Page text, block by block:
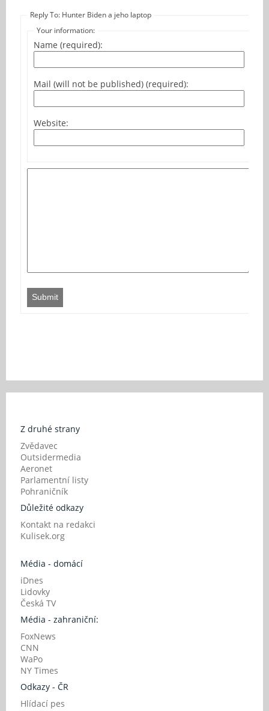
Reply To: Hunter Biden a jeho laptop
Your information:
Name (required):
Mail (will not be published) (required):
Website:
Submit
Z druhé strany
Zvědavec
Outsidermedia
Aeronet
Parlamentní listy
Pohraničník
Důležité odkazy
Kontakt na redakci
Kulisek.org
Média - domácí
iDnes
Lidovky
Česká TV
Média - zahraniční:
FoxNews
CNN
WaPo
NY Times
Odkazy - ČR
Hlídací pes